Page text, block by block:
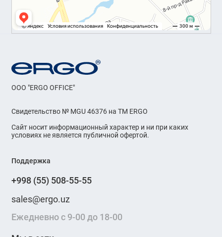
OOO "ERGO OFFICE"
Свидетельство № MGU 46376 на ТМ ERGO
Сайт носит информационный характер и ни при каких
условиях не является публичной офертой.
Поддержка
+998 (55) 508-55-55
sales@ergo.uz
Ежедневно с 9-00 до 18-00